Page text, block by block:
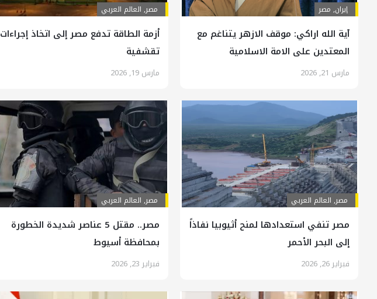
إيران, مصر
آية الله اراكي: موقف الازهر يتناغم مع
المعتدين على الامة الاسلامية
مارس 21, 2026
مصر, العالم العربي
أزمة الطاقة تدفع مصر إلى اتخاذ إجراءات
تقشفية
مارس 19, 2026
مصر, العالم العربي
مصر تنفي استعدادها لمنح أثيوبيا نفاذاً
إلى البحر الأحمر
فبراير 26, 2026
مصر, العالم العربي
مصر.. مقتل 5 عناصر شديدة الخطورة
بمحافظة أسيوط
فبراير 23, 2026